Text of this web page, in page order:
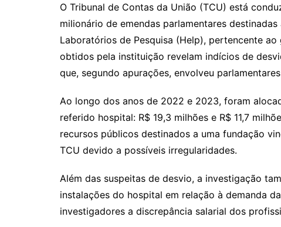
O Tribunal de Contas da União (TCU) está
milionário de emendas parlamentares
Laboratórios de Pesquisa (Help), pertencente
obtidos pela instituição revelam indícios de
que, segundo apurações, envolveu
Ao longo dos anos de 2022 e 2023, foram
referido hospital: R$ 19,3 milhões e R$ 11,7
recursos públicos destinados a uma fundação
TCU devido a possíveis irregularidades.
Além das suspeitas de desvio, a investigação
instalações do hospital em relação à demanda
investigadores a discrepância salarial dos